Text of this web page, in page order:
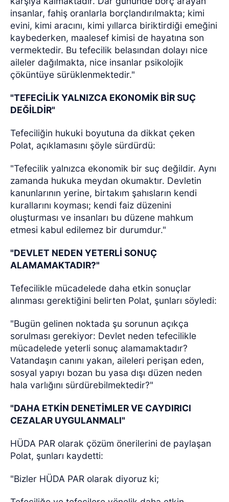
insanlar, fahiş oranlarla borçlandırılmakta; kimi
evini, kimi aracını, kimi yıllarca biriktirdiği emeğini
kaybederken, maalesef kimisi de hayatına son
vermektedir. Bu tefecilik belasından dolayı nice
aileler dağılmakta, nice insanlar psikolojik
çöküntüye sürüklenmektedir."
"TEFECİLİK YALNIZCA EKONOMİK BİR SUÇ
DEĞİLDİR"
Tefeciliğin hukuki boyutuna da dikkat çeken
Polat, açıklamasını şöyle sürdürdü:
"Tefecilik yalnızca ekonomik bir suç değildir. Aynı
zamanda hukuka meydan okumaktır. Devletin
kanunlarının yerine, birtakım şahısların kendi
kurallarını koyması; kendi faiz düzenini
oluşturması ve insanları bu düzene mahkum
etmesi kabul edilemez bir durumdur."
"DEVLET NEDEN YETERLİ SONUÇ
ALAMAMAKTADIR?"
Tefecilikle mücadelede daha etkin sonuçlar
alınması gerektiğini belirten Polat, şunları söyledi:
"Bugün gelinen noktada şu sorunun açıkça
sorulması gerekiyor: Devlet neden tefecilikle
mücadelede yeterli sonuç alamamaktadır?
Vatandaşın canını yakan, aileleri perişan eden,
sosyal yapıyı bozan bu yasa dışı düzen neden
hala varlığını sürdürebilmektedir?"
"DAHA ETKİN DENETİMLER VE CAYDIRICI
CEZALAR UYGULANMALI"
HÜDA PAR olarak çözüm önerilerini de paylaşan
Polat, şunları kaydetti:
"Bizler HÜDA PAR olarak diyoruz ki;